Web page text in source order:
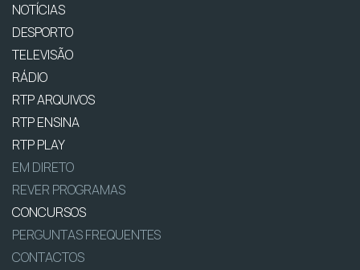
NOTÍCIAS
DESPORTO
TELEVISÃO
RÁDIO
RTP ARQUIVOS
RTP ENSINA
RTP PLAY
EM DIRETO
REVER PROGRAMAS
CONCURSOS
PERGUNTAS FREQUENTES
CONTACTOS